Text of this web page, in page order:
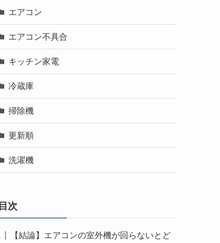
エアコン
エアコン不具合
キッチン家電
冷蔵庫
掃除機
更新順
洗濯機
目次
【結論】エアコンの室外機が回らないとど